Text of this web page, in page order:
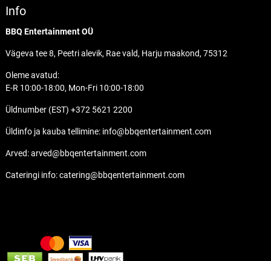
Info
BBQ Entertainment OÜ
Vägeva tee 8, Peetri alevik, Rae vald, Harju maakond, 75312
Oleme avatud:
E-R 10:00-18:00, Mon-Fri 10:00-18:00
Üldnumber (EST) +372 5621 2200
Üldinfo ja kauba tellimine: info@bbqentertainment.com
Arved:arved@bbqentertainment.com
Cateringi info:catering@bbqentertainment.com